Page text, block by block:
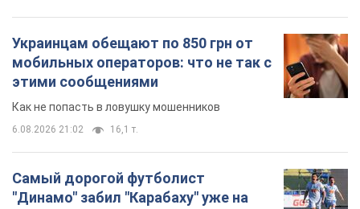
Самый дорогой футболист
"Динамо" забил "Карабаху" уже на
10-й минуте матча. Видео
Поединок проходит в Польше
6.08.2026 20:48 6,8 т.